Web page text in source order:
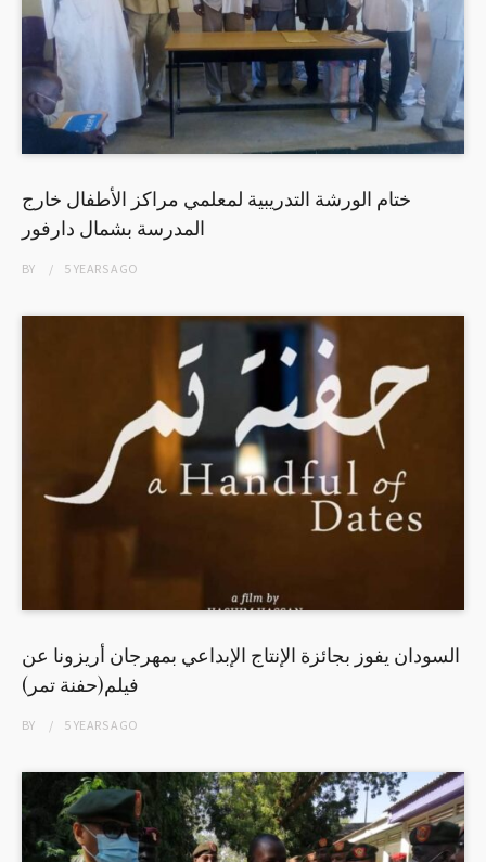
ختام الورشة التدريبية لمعلمي مراكز الأطفال خارج
المدرسة بشمال دارفور
BY 5 YEARSAGO
السودان يفوز بجائزة الإنتاج الإبداعي بمهرجان أريزونا عن
فيلم(حفنة تمر)
BY 5 YEARSAGO